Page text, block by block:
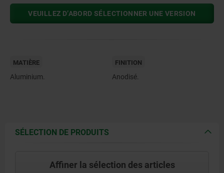
VEUILLEZ D’ABORD SÉLECTIONNER UNE VERSION
MATIÈRE
Aluminium.
FINITION
Anodisé.
SÉLECTION DE PRODUITS
Affiner la sélection des articles